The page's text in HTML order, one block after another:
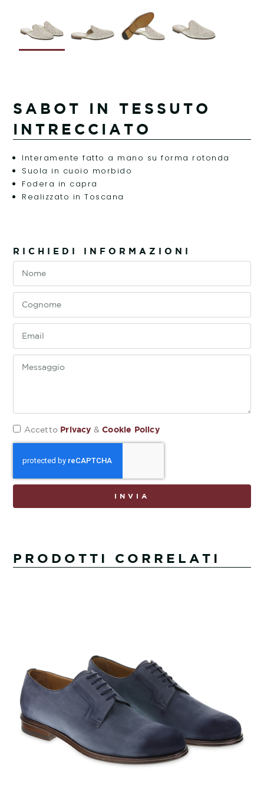
SABOT IN TESSUTO
INTRECCIATO
Interamente fatto a mano su forma rotonda
Suola in cuoio morbido
Fodera in capra
Realizzato in Toscana
RICHIEDI INFORMAZIONI
Accetto Privacy &Cookie Policy
INVIA
PRODOTTI CORRELATI